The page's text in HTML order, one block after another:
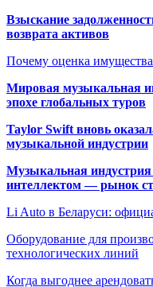
Взыскание
возврата активов
Почему оценка
Мировая музыкальная
эпохе глобальных туров
Taylor Swift вновь
музыкальной индустрии
Музыкальная индустрия
интеллектом — рынок
Li Auto в Беларуси:
Оборудование для
технологических линий
Когда выгоднее